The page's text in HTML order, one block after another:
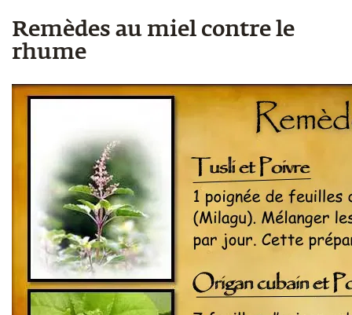
Remèdes au miel contre le
rhume